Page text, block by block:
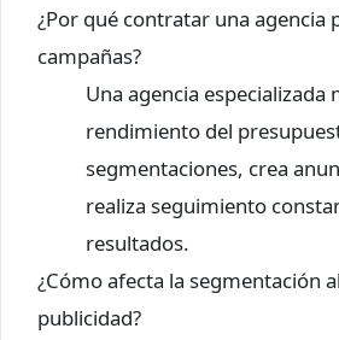
¿Por qué contratar una agencia
campañas?
Una agencia especializada
rendimiento del
segmentaciones, crea
realiza seguimiento
resultados.
¿Cómo afecta la segmentación
publicidad?